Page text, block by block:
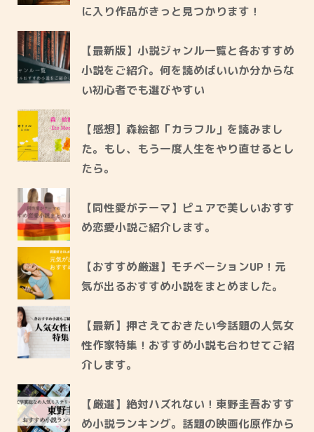
に入り作品がきっと見つかります！
【最新版】小説ジャンル一覧と各おすすめ
小説をご紹介。何を読めばいいか分からな
い初心者でも選びやすい
【感想】森絵都「カラフル」を読みまし
た。もし、もう一度人生をやり直せるとし
たら。
【同性愛がテーマ】ピュアで美しいおすす
め恋愛小説ご紹介します。
【おすすめ厳選】モチベーションUP！元
気が出るおすすめ小説をまとめました。
【最新】押さえておきたい今話題の人気女
性作家特集！おすすめ小説も合わせてご紹
介します。
【厳選】絶対ハズれない！東野圭吾おすす
め小説ランキング。話題の映画化原作から